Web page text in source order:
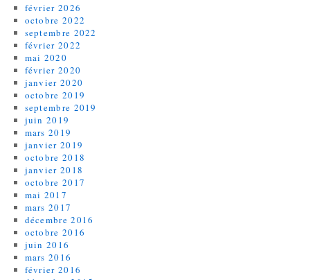
février 2026
octobre 2022
septembre 2022
février 2022
mai 2020
février 2020
janvier 2020
octobre 2019
septembre 2019
juin 2019
mars 2019
janvier 2019
octobre 2018
janvier 2018
octobre 2017
mai 2017
mars 2017
décembre 2016
octobre 2016
juin 2016
mars 2016
février 2016